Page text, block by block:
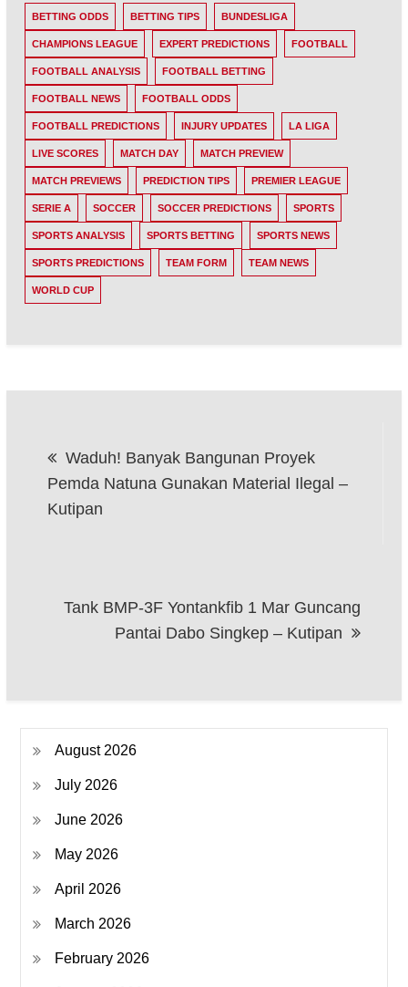
BETTING ODDS BETTING TIPS BUNDESLIGA
CHAMPIONS LEAGUE EXPERT PREDICTIONS FOOTBALL
FOOTBALL ANALYSIS FOOTBALL BETTING
FOOTBALL NEWS FOOTBALL ODDS
FOOTBALL PREDICTIONS INJURY UPDATES LA LIGA
LIVE SCORES MATCH DAY MATCH PREVIEW
MATCH PREVIEWS PREDICTION TIPS PREMIER LEAGUE
SERIE A SOCCER SOCCER PREDICTIONS SPORTS
SPORTS ANALYSIS SPORTS BETTING SPORTS NEWS
SPORTS PREDICTIONS TEAM FORM TEAM NEWS
WORLD CUP
navigation
Waduh! Banyak Bangunan Proyek
Pemda Natuna Gunakan Material Ilegal –
Kutipan
Tank BMP-3F Yontankfib 1 Mar Guncang
Pantai Dabo Singkep – Kutipan
August 2026
July 2026
June 2026
May 2026
April 2026
March 2026
February 2026